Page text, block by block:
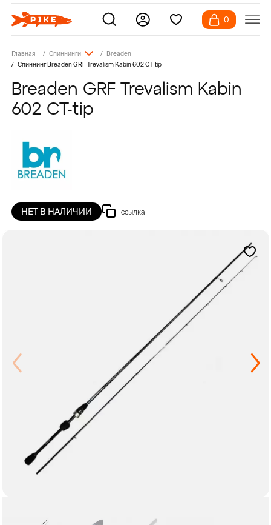
0
Главная Спиннинги
Breaden
Спиннинг Breaden GRF Trevalism Kabin 602 CT-tip
Breaden GRF Trevalism Kabin
602 CT-tip
НЕТ В НАЛИЧИИ ссылка